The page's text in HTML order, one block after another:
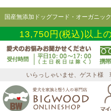
国産無添加ドッグフード・オーガニッ
13,750円(税込)以上
いらっしゃいませ、ゲスト様